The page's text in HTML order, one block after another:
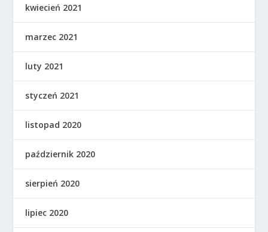
kwiecień 2021
marzec 2021
luty 2021
styczeń 2021
listopad 2020
październik 2020
sierpień 2020
lipiec 2020